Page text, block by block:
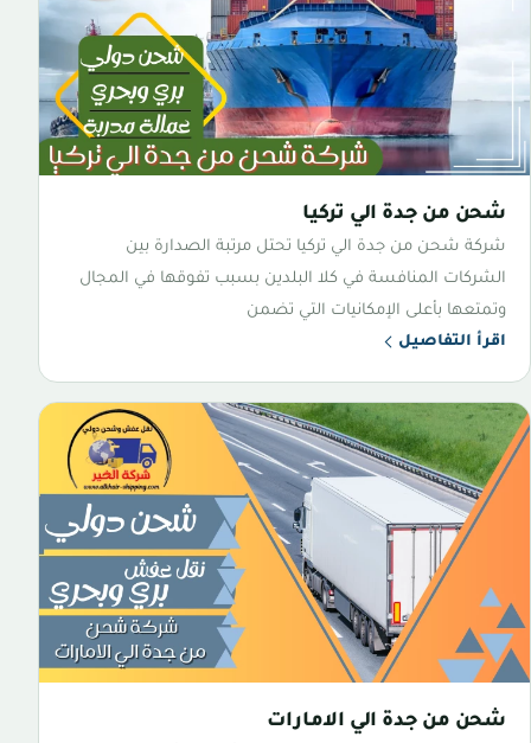
شحن من جدة الي تركيا
شركة شحن من جدة الي تركيا تحتل مرتبة الصدارة بين
الشركات المنافسة في كلا البلدين بسبب تفوقها في المجال
وتمتعها بأعلى الإمكانيات التي تضمن
اقرأ التفاصيل
شحن من جدة الي الامارات